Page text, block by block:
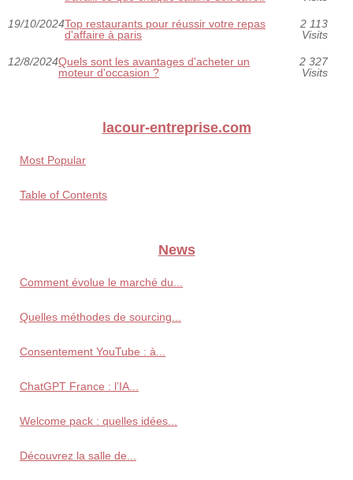
19/10/2024Top restaurants pour réussir votre repas
d'affaire à paris
2 113
Visits
12/8/2024Quels sont les avantages d'acheter un
moteur d'occasion ?
2 327
Visits
lacour-entreprise.com
Most Popular
Table of Contents
News
Comment évolue le marché du...
Quelles méthodes de sourcing...
Consentement YouTube : à...
ChatGPT France : l’IA...
Welcome pack : quelles idées...
Découvrez la salle de...